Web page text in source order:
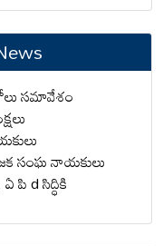
సమావేశం
సంఘ నాయకులు
పి d సిద్ధికి